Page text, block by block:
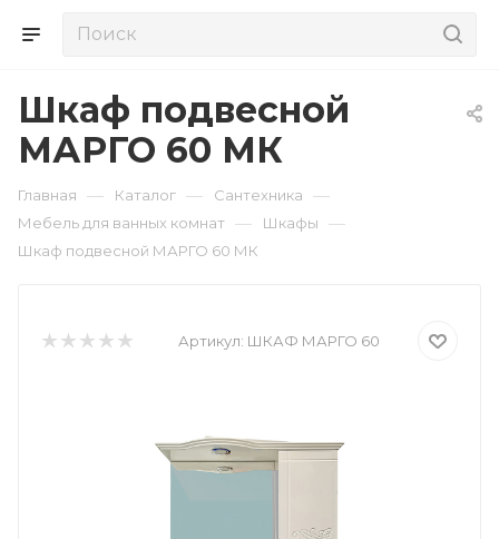
Шкаф подвесной
МАРГО 60 МК
Главная — Каталог — Сантехника —
Мебель для ванных комнат — Шкафы —
Шкаф подвесной МАРГО 60 МК
Артикул: ШКАФ МАРГО 60